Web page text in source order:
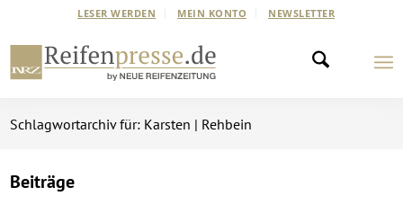
LESER WERDEN MEIN KONTO NEWSLETTER
Schlagwortarchiv für: Karsten | Rehbein
Beiträge